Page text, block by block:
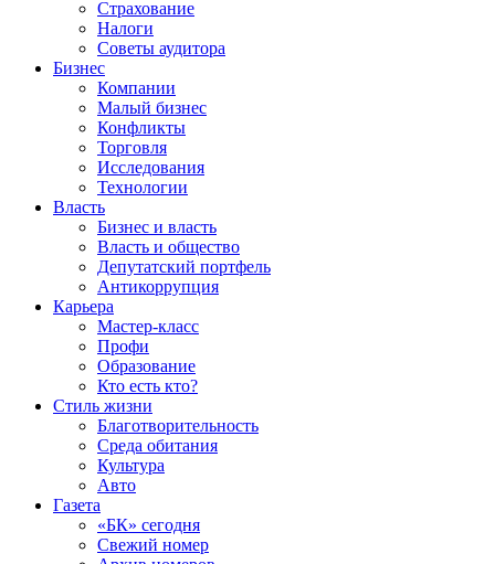
Страхование
Налоги
Советы аудитора
Бизнес
Компании
Малый бизнес
Конфликты
Торговля
Исследования
Технологии
Власть
Бизнес и власть
Власть и общество
Депутатский портфель
Антикоррупция
Карьера
Мастер-класс
Профи
Образование
Кто есть кто?
Стиль жизни
Благотворительность
Среда обитания
Культура
Авто
Газета
«БК» сегодня
Свежий номер